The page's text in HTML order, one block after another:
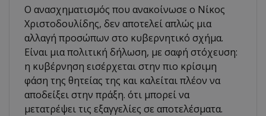
Ο ανασχηματισμός που ανακοίνωσε ο Νίκος
Χριστοδουλίδης, δεν αποτελεί απλώς μια
αλλαγή προσώπων στο κυβερνητικό σχήμα.
Είναι μια πολιτική δήλωση, με σαφή στόχευση:
η κυβέρνηση εισέρχεται στην πιο κρίσιμη
φάση της θητείας της και καλείται πλέον να
αποδείξει στην πράξη. ότι μπορεί να
μετατρέψει τις εξαγγελίες σε αποτελέσματα.